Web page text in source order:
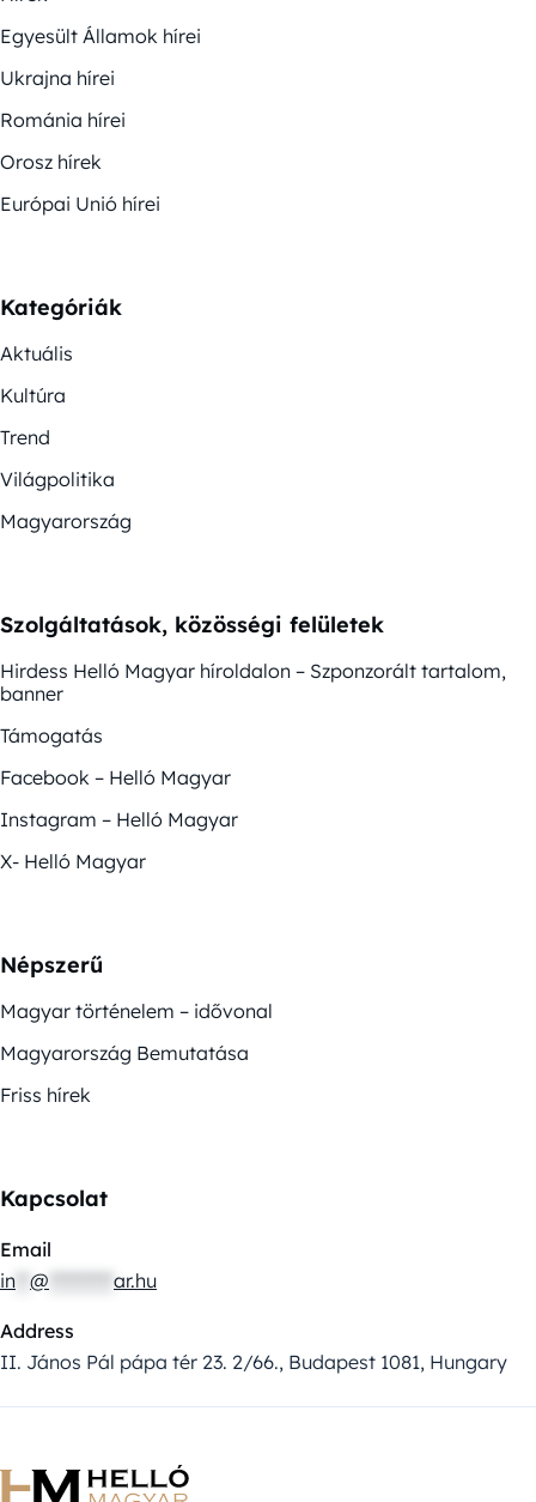
Egyesült Államok hírei
Ukrajna hírei
Románia hírei
Orosz hírek
Európai Unió hírei
Kategóriák
Aktuális
Kultúra
Trend
Világpolitika
Magyarország
Szolgáltatások, közösségi felületek
Hirdess Helló Magyar híroldalon – Szponzorált tartalom,
banner
Támogatás
Facebook – Helló Magyar
Instagram – Helló Magyar
X- Helló Magyar
Népszerű
Magyar történelem – idővonal
Magyarország Bemutatása
Friss hírek
Kapcsolat
Email
in @ ar.hu
Address
II. János Pál pápa tér 23. 2/66., Budapest 1081, Hungary